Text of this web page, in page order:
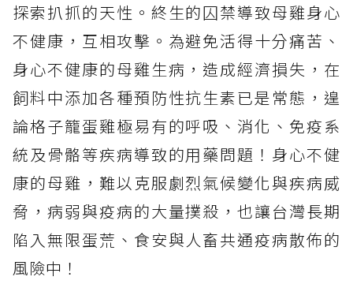
探索扒抓的天性。終生的囚禁導致母雞身心
不健康，互相攻擊。為避免活得十分痛苦、
身心不健康的母雞生病，造成經濟損失，在
飼料中添加各種預防性抗生素已是常態，遑
論格子籠蛋雞極易有的呼吸、消化、免疫系
統及骨骼等疾病導致的用藥問題！身心不健
康的母雞，難以克服劇烈氣候變化與疾病威
脅，病弱與疫病的大量撲殺，也讓台灣長期
陷入無限蛋荒、食安與人畜共通疫病散佈的
風險中！